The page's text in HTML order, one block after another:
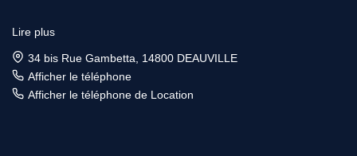
Lire plus
34 bis Rue Gambetta, 14800 DEAUVILLE
Afficher le téléphone
Afficher le téléphone de Location